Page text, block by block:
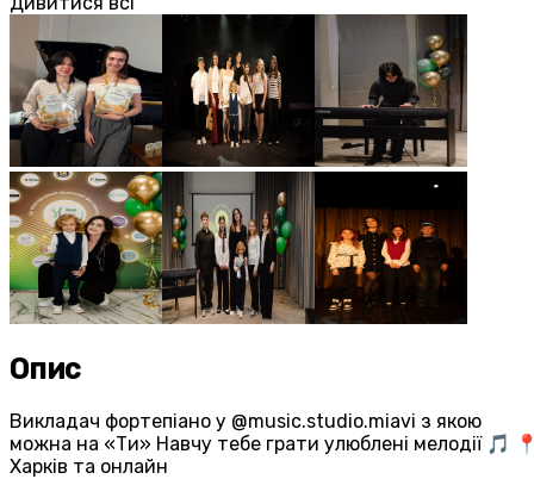
Опис
Викладач фортепіано у @music.studio.miavi з якою
можна на «Ти» Навчу тебе грати улюблені мелодії 🎵
Харків та онлайн